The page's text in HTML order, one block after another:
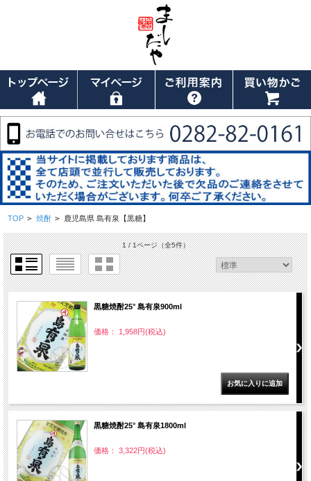
TOP > 焼酎 > 鹿児島県 島有泉【黒糖】
1 / 1ページ（全5件）
黒糖焼酎25° 島有泉900ml
価格： 1,958円(税込)
黒糖焼酎25° 島有泉1800ml
価格： 3,322円(税込)